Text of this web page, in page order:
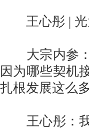
王心彤 | 光
大宗内参：
因为哪些契机
扎根发展这么
王心彤：我